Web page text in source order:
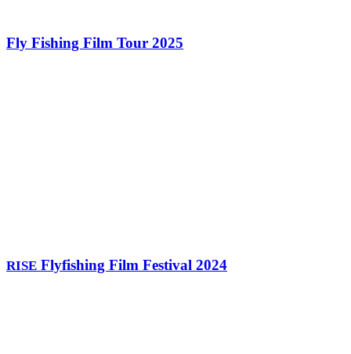
Fly Fishing Film Tour 2025
RISE Flyfishing Film Festival 2024